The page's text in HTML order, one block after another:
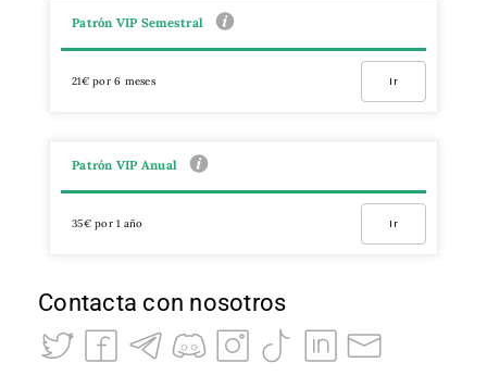
Patrón VIP Semestral
21€ por 6 meses Ir
Patrón VIP Anual
35€ por 1 año Ir
Contacta con nosotros